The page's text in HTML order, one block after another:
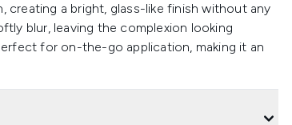
creating a bright, glass-like finish without any
blur, leaving the complexion looking
for on-the-go application, making it an